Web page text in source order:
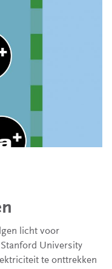
licht voor
University
te onttrekken